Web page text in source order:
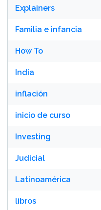
Explainers
Familia e infancia
How To
India
inflación
inicio de curso
Investing
Judicial
Latinoamérica
libros